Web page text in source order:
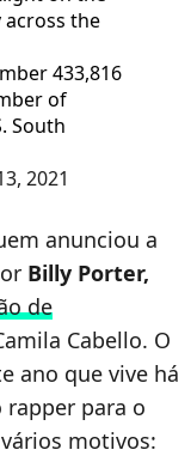
across the
433,816
of
South
2021
anunciou a
Billy Porter,
de
Cabello. O
ano que vive há
rapper para o
motivos: